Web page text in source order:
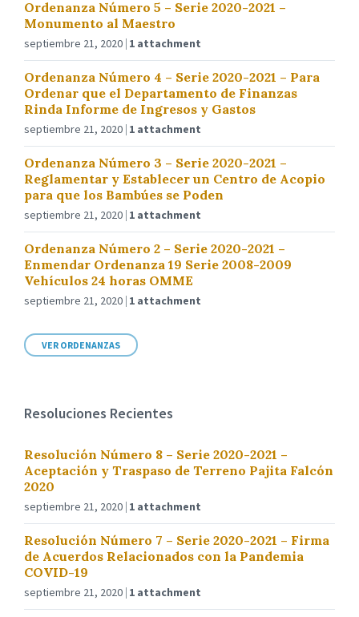
Ordenanza Número 5 – Serie 2020-2021 –
Monumento al Maestro
septiembre 21, 2020 1 attachment
Ordenanza Número 4 – Serie 2020-2021 – Para
Ordenar que el Departamento de Finanzas
Rinda Informe de Ingresos y Gastos
septiembre 21, 2020 1 attachment
Ordenanza Número 3 – Serie 2020-2021 –
Reglamentar y Establecer un Centro de Acopio
para que los Bambúes se Poden
septiembre 21, 2020 1 attachment
Ordenanza Número 2 – Serie 2020-2021 –
Enmendar Ordenanza 19 Serie 2008-2009
Vehículos 24 horas OMME
septiembre 21, 2020 1 attachment
VER ORDENANZAS
Resoluciones Recientes
Resolución Número 8 – Serie 2020-2021 –
Aceptación y Traspaso de Terreno Pajita Falcón
2020
septiembre 21, 2020 1 attachment
Resolución Número 7 – Serie 2020-2021 – Firma
de Acuerdos Relacionados con la Pandemia
COVID-19
septiembre 21, 2020 1 attachment